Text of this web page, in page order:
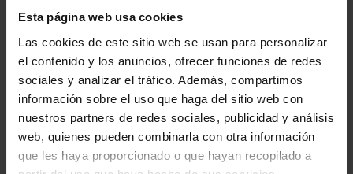
Esta página web usa cookies
Las cookies de este sitio web se usan para personalizar
el contenido y los anuncios, ofrecer funciones de redes
sociales y analizar el tráfico. Además, compartimos
información sobre el uso que haga del sitio web con
nuestros partners de redes sociales, publicidad y análisis
web, quienes pueden combinarla con otra información
que les haya proporcionado o que hayan recopilado a
de crear música para nuestra actuación. Ella quería
Desde este punto de partida, poco a poco comenzamos a
trabajar sobre distintas ideas. Enseguida nos dimos cuenta
de que algunos ritmos se repetían o, por lo menos, había
muchas similitudes entre los dos estilos. Respecto a los
movimientos y los pasos de baile, también había muchas